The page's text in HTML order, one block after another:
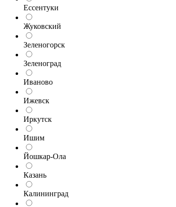
Ессентуки
Жуковский
Зеленогорск
Зеленоград
Иваново
Ижевск
Иркутск
Ишим
Йошкар-Ола
Казань
Калининград